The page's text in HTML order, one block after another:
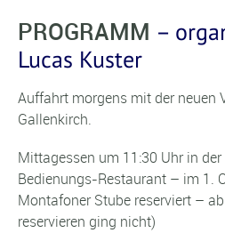
PROGRAMM –
Lucas Kuster
Auffahrt morgens mit der neuen
Mittagessen um 11:30 Uhr in der
Bedienungs-Restaurant – im 1.
Montafoner Stube reserviert –
reservieren ging nicht)